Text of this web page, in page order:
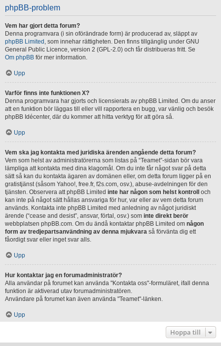
phpBB-problem
Vem har gjort detta forum?
Denna programvara (i sin oförändrade form) är producerad av, släppt av
phpBB Limited , som innehar rättigheten. Den finns tillgänglig under GNU
General Public Licence, version 2 (GPL-2.0) och får distribueras fritt. Se
Om phpBB för mer information.
Upp
Varför finns inte funktionen X?
Denna programvara har gjorts och licensierats av phpBB Limited. Om du anser
att en funktion bör läggas till eller vill rapportera en bugg, var vänlig och besök
phpBB Idécenter, där du kommer att hitta verktyg för att göra så.
Upp
Vem ska jag kontakta med juridiska ärenden angående detta forum?
Vem som helst av administratörerna som listas på “Teamet”-sidan bör vara
lämpliga att kontakta med dina klagomål. Om du inte får något svar på detta
sätt så kan du kontakta ägaren av domänen eller, om detta forum ligger på en
gratistjänst (såsom Yahoo!, free.fr, f2s.com, osv.), abuse-avdelningen för den
tjänsten. Observera att phpBB Limited inte har någon som helst kontroll
och
kan inte på något sätt hållas ansvariga för hur, var eller av vem detta forum
används. Kontakta inte phpBB Limited med anledning av något juridiskt
ärende (“cease and desist”, ansvar, förtal, osv.) som inte direkt berör
webbplatsen phpBB.com. Om du ändå kontaktar phpBB Limited om någon
form av tredjepartsanvändning av denna mjukvara så förvänta dig ett
fåordigt svar eller inget svar alls.
Upp
Hur kontaktar jag en forumadministratör?
Alla användar på forumet kan använda "Kontakta oss"-formuläret, ifall denna
funktion är aktiverad utav forumadministratören.
Användare på forumet kan även använda "Teamet"-länken.
Upp
Hoppa till